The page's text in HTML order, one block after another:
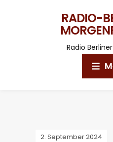
RADIO-
Radio
2. September 2024